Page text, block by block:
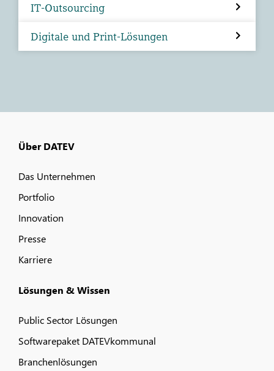
IT-Outsourcing
Digitale und Print-Lösungen
Über DATEV
Das Unternehmen
Portfolio
Innovation
Presse
Karriere
Lösungen & Wissen
Public Sector Lösungen
Softwarepaket DATEVkommunal
Branchenlösungen